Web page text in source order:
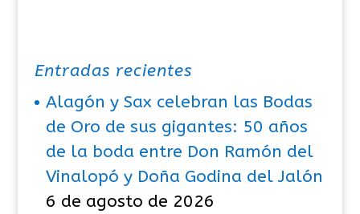
Entradas recientes
Alagón y Sax celebran las Bodas
de Oro de sus gigantes: 50 años
de la boda entre Don Ramón del
Vinalopó y Doña Godina del Jalón
6 de agosto de 2026